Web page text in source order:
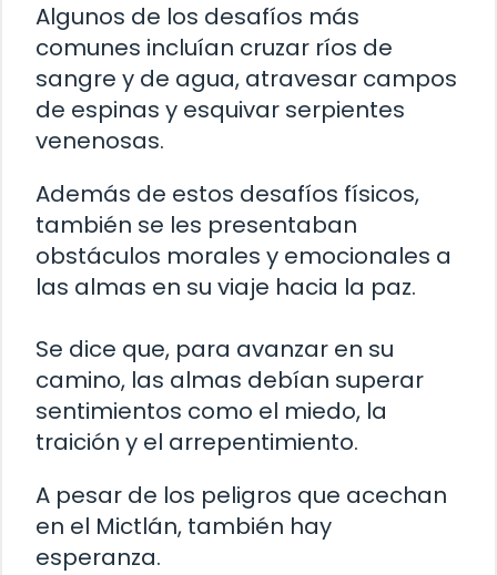
Algunos de los desafíos más
comunes incluían cruzar ríos de
sangre y de agua, atravesar campos
de espinas y esquivar serpientes
venenosas.
Además de estos desafíos físicos,
también se les presentaban
obstáculos morales y emocionales a
las almas en su viaje hacia la paz.
Se dice que, para avanzar en su
camino, las almas debían superar
sentimientos como el miedo, la
traición y el arrepentimiento.
A pesar de los peligros que acechan
en el Mictlán, también hay
esperanza.